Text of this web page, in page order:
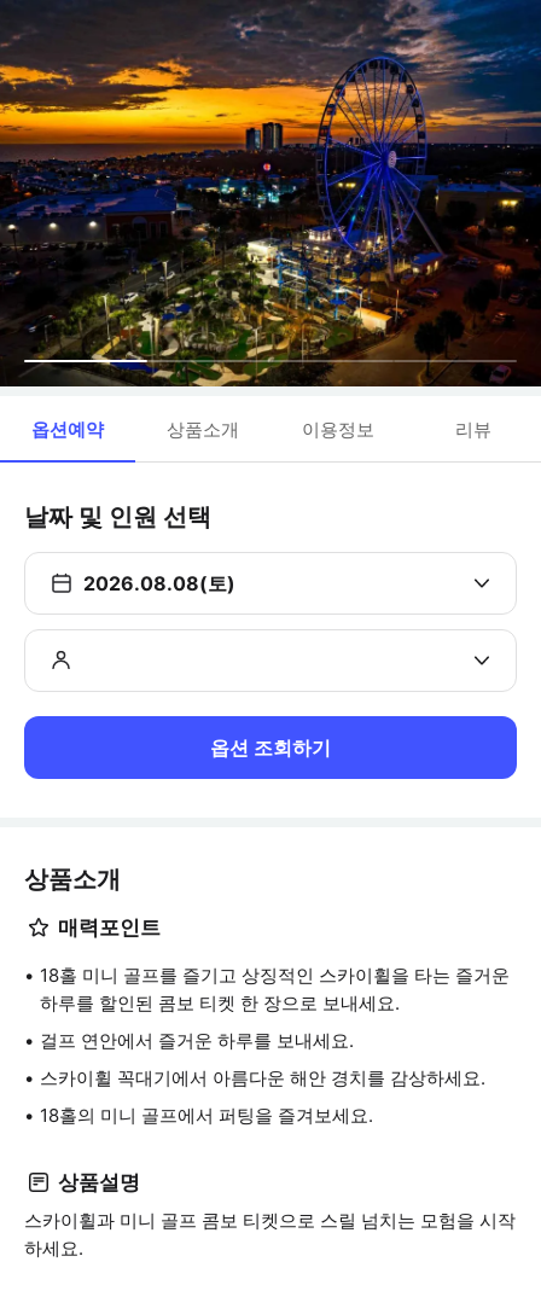
옵션예약 상품소개 이용정보 리뷰
날짜 및 인원 선택
2026.08.08(토)
옵션 조회하기
상품소개
매력포인트
18홀 미니 골프를 즐기고 상징적인 스카이휠을 타는 즐거운
하루를 할인된 콤보 티켓 한 장으로 보내세요.
걸프 연안에서 즐거운 하루를 보내세요.
스카이휠 꼭대기에서 아름다운 해안 경치를 감상하세요.
18홀의 미니 골프에서 퍼팅을 즐겨보세요.
상품설명
스카이휠과 미니 골프 콤보 티켓으로 스릴 넘치는 모험을 시작
하세요.